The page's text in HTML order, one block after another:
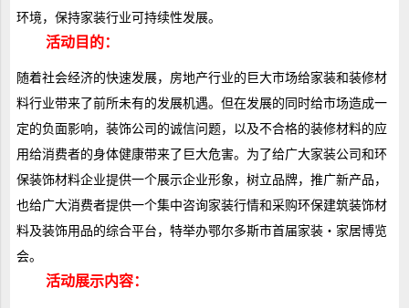
环境，保持家装行业可持续性发展。
活动目的：
随着社会经济的快速发展，房地产行业的巨大市场给家装和装修材
料行业带来了前所未有的发展机遇。但在发展的同时给市场造成一
定的负面影响，装饰公司的诚信问题，以及不合格的装修材料的应
用给消费者的身体健康带来了巨大危害。为了给广大家装公司和环
保装饰材料企业提供一个展示企业形象，树立品牌，推广新产品，
也给广大消费者提供一个集中咨询家装行情和采购环保建筑装饰材
料及装饰用品的综合平台，特举办鄂尔多斯市首届家装・家居博览
会。
活动展示内容：